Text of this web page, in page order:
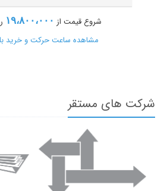
قزوین
مشاهده ساعت حرکت و خرید
شروع قیمت از ۱۹،۸۰۰،۰۰۰
مشاهده ساعت حرکت و خرید
شیراز
شروع قیمت از ۱۳،۵۶۰،۰۰۰
مشاهده ساعت حرکت و خرید
شرکت های مستقر